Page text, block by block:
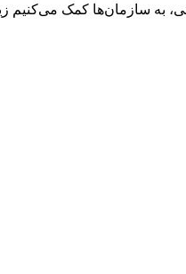
به سازمان‌ها کمک می‌کنیم